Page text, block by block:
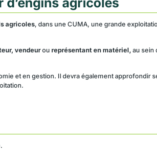
agricoles, dans une CUMA, une grande
vendeurou représentant en matériel, au sein
et en gestion. Il devra également approfondir